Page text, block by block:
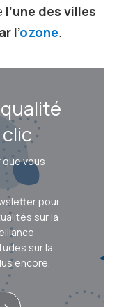
l’une des villes
l’ozone.
clic
que vous
pour
sur la
sur la
encore.